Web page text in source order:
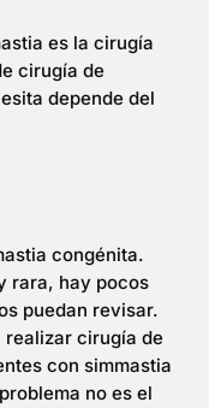
es la cirugía
cirugía de
depende del
congénita.
rara, hay pocos
puedan revisar.
realizar cirugía de
con simmastia
no es el